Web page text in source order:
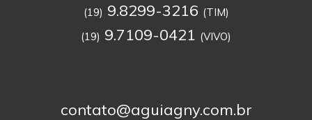
(19) 9.8299-3216 (TIM)
(19) 9.7109-0421 (VIVO)
contato@aguiagny.com.br